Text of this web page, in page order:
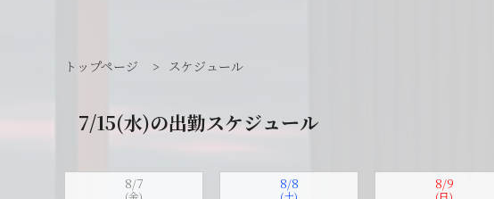
トップページ > スケジュール
7/15(水)の出勤スケジュール
8/7
(金)
8/8
(土)
8/9
(日)